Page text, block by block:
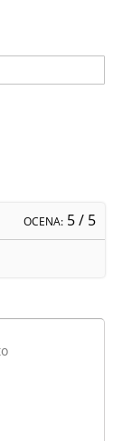
OCENA: 5/ 5